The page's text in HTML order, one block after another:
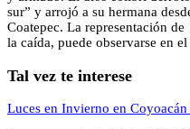
sur” y arrojó a su hermana
Coatepec. La representación
la caída, puede observarse en
Tal vez te interese
Luces en Invierno en Coyoacán